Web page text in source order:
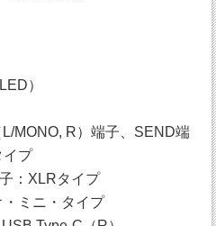
）
MONO, R）端子、SEND端
イプ
：XLRタイプ
・ミニ・タイプ